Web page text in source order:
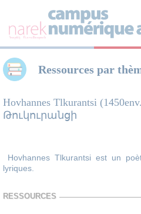
Ressources par
Hovhannes Tlkurantsi
Թուկուրանցի
Hovhannes Tlkurantsi est un
lyriques.
RESSOURCES